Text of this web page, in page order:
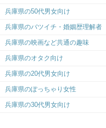
兵庫県の50代男女向け
兵庫県のバツイチ・婚姻歴理解者
兵庫県の映画など共通の趣味
兵庫県のオタク向け
兵庫県の20代男女向け
兵庫県のぽっちゃり女性
兵庫県の30代男女向け